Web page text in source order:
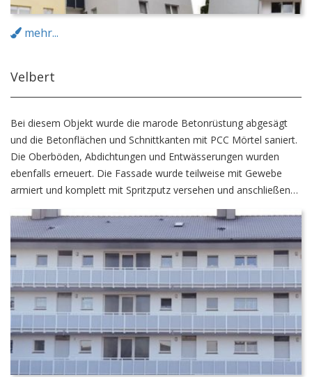
mehr...
Velbert
Bei diesem Objekt wurde die marode Betonrüstung abgesägt
und die Betonflächen und Schnittkanten mit PCC Mörtel saniert.
Die Oberböden, Abdichtungen und Entwässerungen wurden
ebenfalls erneuert. Die Fassade wurde teilweise mit Gewebe
armiert und komplett mit Spritzputz versehen und anschließend
gestrichen.